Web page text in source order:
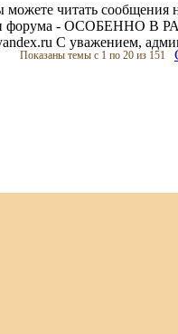
читать сообщения
форума -
С уважением,
Показаны темы с 1 по 20 из 151